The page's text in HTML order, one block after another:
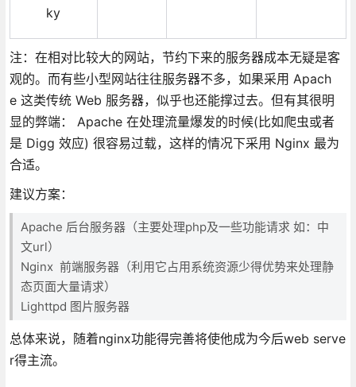
ky
注：在相对比较大的网站，节约下来的服务器成本无疑是客
观的。而有些小型网站往往服务器不多，如果采用 Apach
e 这类传统 Web 服务器，似乎也还能撑过去。但有其很明
显的弊端： Apache 在处理流量爆发的时候(比如爬虫或者
是 Digg 效应) 很容易过载，这样的情况下采用 Nginx 最为
合适。
建议方案：
Apache 后台服务器（主要处理php及一些功能请求 如：中
文url）
Nginx 前端服务器（利用它占用系统资源少得优势来处理静
态页面大量请求）
Lighttpd 图片服务器
总体来说，随着nginx功能得完善将使他成为今后web serve
r得主流。